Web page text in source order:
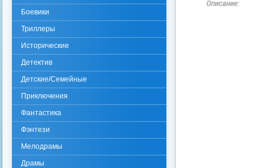
Боевики
Триллеры
Исторические
Детектив
Детские/Семейные
Приключения
Фантастика
Фэнтези
Мелодрамы
Драмы